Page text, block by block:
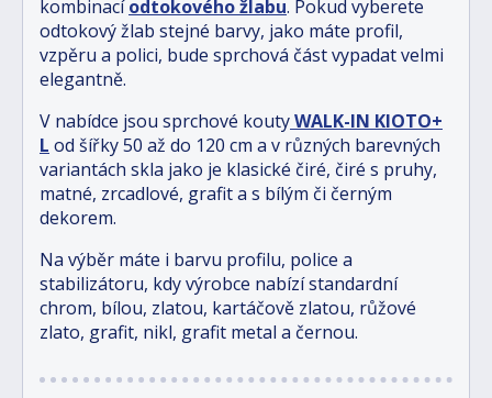
kombinací odtokového žlabu. Pokud vyberete
odtokový žlab stejné barvy, jako máte profil,
vzpěru a polici, bude sprchová část vypadat velmi
elegantně.
V nabídce jsou sprchové koutyWALK-IN KIOTO+
L od šířky 50 až do 120 cm a v různých barevných
variantách skla jako je klasické čiré, čiré s pruhy,
matné, zrcadlové, grafit a s bílým či černým
dekorem.
Na výběr máte i barvu profilu, police a
stabilizátoru, kdy výrobce nabízí standardní
chrom, bílou, zlatou, kartáčově zlatou, růžové
zlato, grafit, nikl, grafit metal a černou.